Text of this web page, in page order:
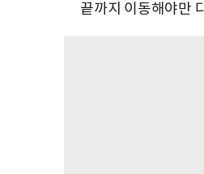
끝까지 이동해야만